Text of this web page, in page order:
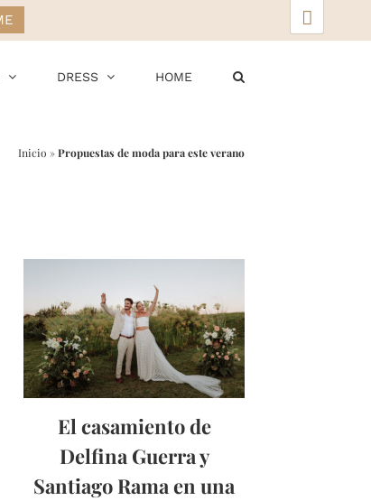
DRESS HOME
Inicio »Propuestas de moda para este verano
El casamiento de
Delfina Guerra y
Santiago Rama en una